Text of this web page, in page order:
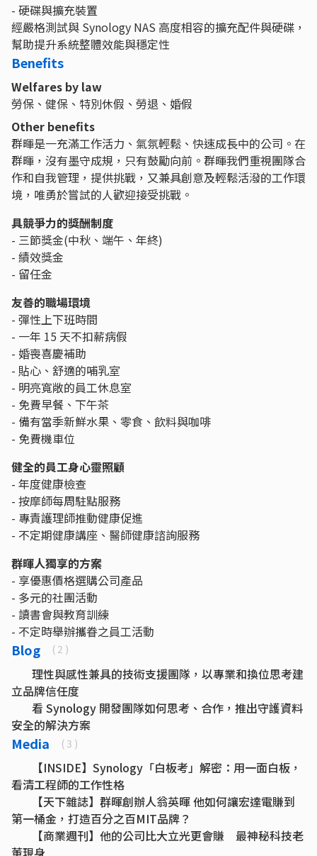
- 硬碟與擴充裝置
經嚴格測試與 Synology NAS 高度相容的擴充配件與硬碟，
幫助提升系統整體效能與穩定性
Benefits
Welfares by law
勞保、健保、特別休假、勞退、婚假
Other benefits
群暉是一充滿工作活力、氣氛輕鬆、快速成長中的公司。在
群暉，沒有墨守成規，只有鼓勵向前。群暉我們重視團隊合
作和自我管理，提供挑戰，又兼具創意及輕鬆活潑的工作環
境，唯勇於嘗試的人歡迎接受挑戰。
具競爭力的獎酬制度
- 三節獎金(中秋、端午、年終)
- 績效獎金
- 留任金
友善的職場環境
- 彈性上下班時間
- 一年 15 天不扣薪病假
- 婚喪喜慶補助
- 貼心、舒適的哺乳室
- 明亮寬敞的員工休息室
- 免費早餐、下午茶
- 備有當季新鮮水果、零食、飲料與咖啡
- 免費機車位
健全的員工身心靈照顧
- 年度健康檢查
- 按摩師每周駐點服務
- 專責護理師推動健康促進
- 不定期健康講座、醫師健康諮詢服務
群暉人獨享的方案
- 享優惠價格選購公司產品
- 多元的社團活動
- 讀書會與教育訓練
- 不定時舉辦攜眷之員工活動
Blog ( 2 )
理性與感性兼具的技術支援團隊，以專業和換位思考建
立品牌信任度
看 Synology 開發團隊如何思考、合作，推出守護資料
安全的解決方案
Media ( 3 )
【INSIDE】Synology「白板考」解密：用一面白板，
看清工程師的工作性格
【天下雜誌】群暉創辦人翁英暉 他如何讓宏達電賺到
第一桶金，打造百分之百MIT品牌？
【商業週刊】他的公司比大立光更會賺 最神秘科技老
董現身